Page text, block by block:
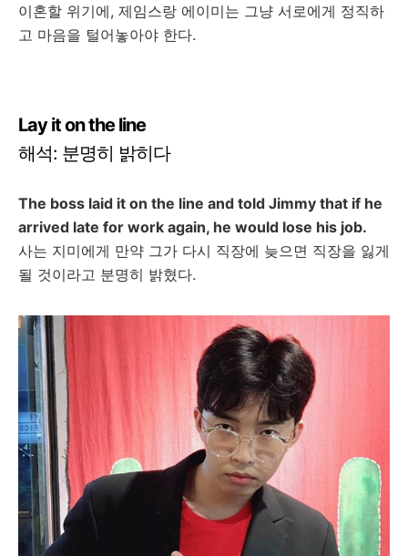
이혼할 위기에, 제임스랑 에이미는 그냥 서로에게 정직하
고 마음을 털어놓아야 한다.
Lay it on the line
해석: 분명히 밝히다
The boss laid it on the line and told Jimmy that if he
arrived late for work again, he would lose his job.
사는 지미에게 만약 그가 다시 직장에 늦으면 직장을 잃게
될 것이라고 분명히 밝혔다.